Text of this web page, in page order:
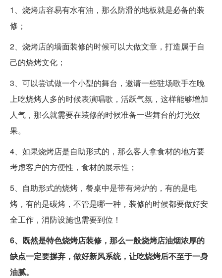
1、烧烤店容易有水有油，那么防滑的地板就是必备的装
修；
2、烧烤店的墙面装修的时候可以大做文章，打造属于自
己的烧烤文化；
3、可以尝试做一个小型的舞台，邀请一些驻场歌手在晚
上吃烧烤人多的时候表演唱歌，活跃气氛，这样能够增加
人气，那么就需要在装修的时候准备一些舞台的灯光效
果。
4、如果烧烤店是自助形式的，那么客人拿食材的地方要
考虑客户的方便性，食材的展示性；
5、自助形式的烧烤，餐桌中是带有烤炉的，有的是电
烤，有的是碳烤，不管是哪一种，装修的时候都要做好安
全工作，消防设施也需要到位！
6、既然是特色烧烤店装修，那么一般烧烤店油烟浓厚的
缺点一定要摒弃，做好新风系统，让吃烧烤后不至于一身
油腻。